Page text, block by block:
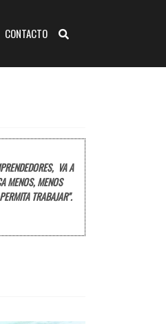
CONTACTO
VA A
MENOS, MENOS
TRABAJAR".